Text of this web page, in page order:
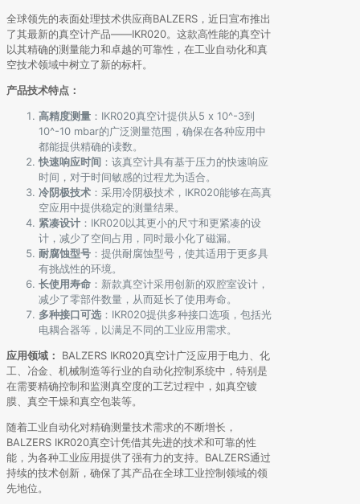
全球领先的表面处理技术供应商BALZERS，近日宣布推出
了其最新的真空计产品——IKR020。这款高性能的真空计
以其精确的测量能力和卓越的可靠性，在工业自动化和真
空技术领域中树立了新的标杆。
产品技术特点：
高精度测量 ：IKR020真空计提供从5 x 10^-3到
10^-10 mbar的广泛测量范围，确保在各种应用中
都能提供精确的读数。
快速响应时间 ：该真空计具有基于压力的快速响应
时间，对于时间敏感的过程尤为适合。
冷阴极技术 ：采用冷阴极技术，IKR020能够在高真
空应用中提供稳定的测量结果。
紧凑设计 ：IKR020以其更小的尺寸和更紧凑的设
计，减少了空间占用，同时最小化了磁漏。
耐腐蚀型号 ：提供耐腐蚀型号，使其适用于更多具
有挑战性的环境。
长使用寿命 ：新款真空计采用创新的双腔室设计，
减少了零部件数量，从而延长了使用寿命。
多种接口可选 ：IKR020提供多种接口选项，包括光
电耦合器等，以满足不同的工业应用需求。
应用领域：
BALZERS IKR020真空计广泛应用于电力、化
工、冶金、机械制造等行业的自动化控制系统中，特别是
在需要精确控制和监测真空度的工艺过程中，如真空镀
膜、真空干燥和真空包装等。
随着工业自动化对精确测量技术需求的不断增长，
BALZERS IKR020真空计凭借其先进的技术和可靠的性
能，为各种工业应用提供了强有力的支持。BALZERS通过
持续的技术创新，确保了其产品在全球工业控制领域的领
先地位。